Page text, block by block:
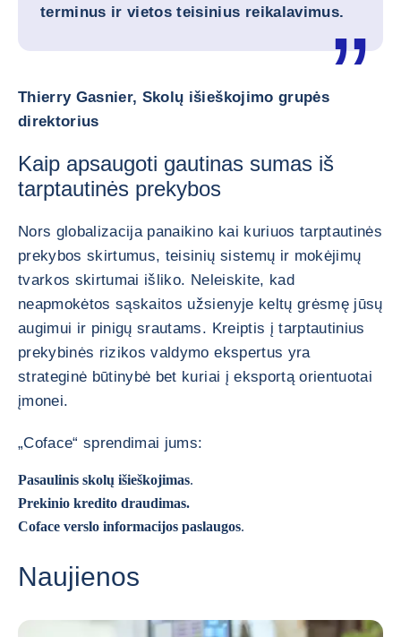
terminus ir vietos teisinius reikalavimus.
Thierry Gasnier, Skolų išieškojimo grupės
direktorius
Kaip apsaugoti gautinas sumas iš
tarptautinės prekybos
Nors globalizacija panaikino kai kuriuos tarptautinės
prekybos skirtumus, teisinių sistemų ir mokėjimų
tvarkos skirtumai išliko. Neleiskite, kad
neapmokėtos sąskaitos užsienyje keltų grėsmę jūsų
augimui ir pinigų srautams. Kreiptis į tarptautinius
prekybinės rizikos valdymo ekspertus yra
strateginė būtinybė bet kuriai į eksportą orientuotai
įmonei.
„Coface“ sprendimai jums:
Pasaulinis skolų išieškojimas.
Prekinio kredito draudimas.
Coface verslo informacijos paslaugos.
Naujienos